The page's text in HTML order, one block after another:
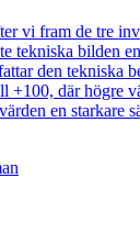
vi fram de tre
tekniska bilden
den tekniska
+100, där högre
en starkare